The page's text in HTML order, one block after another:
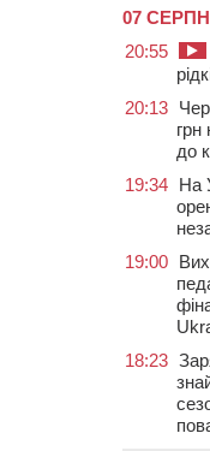
07
20:55
20:13
грн
до
19:34 На
19:00
18:23